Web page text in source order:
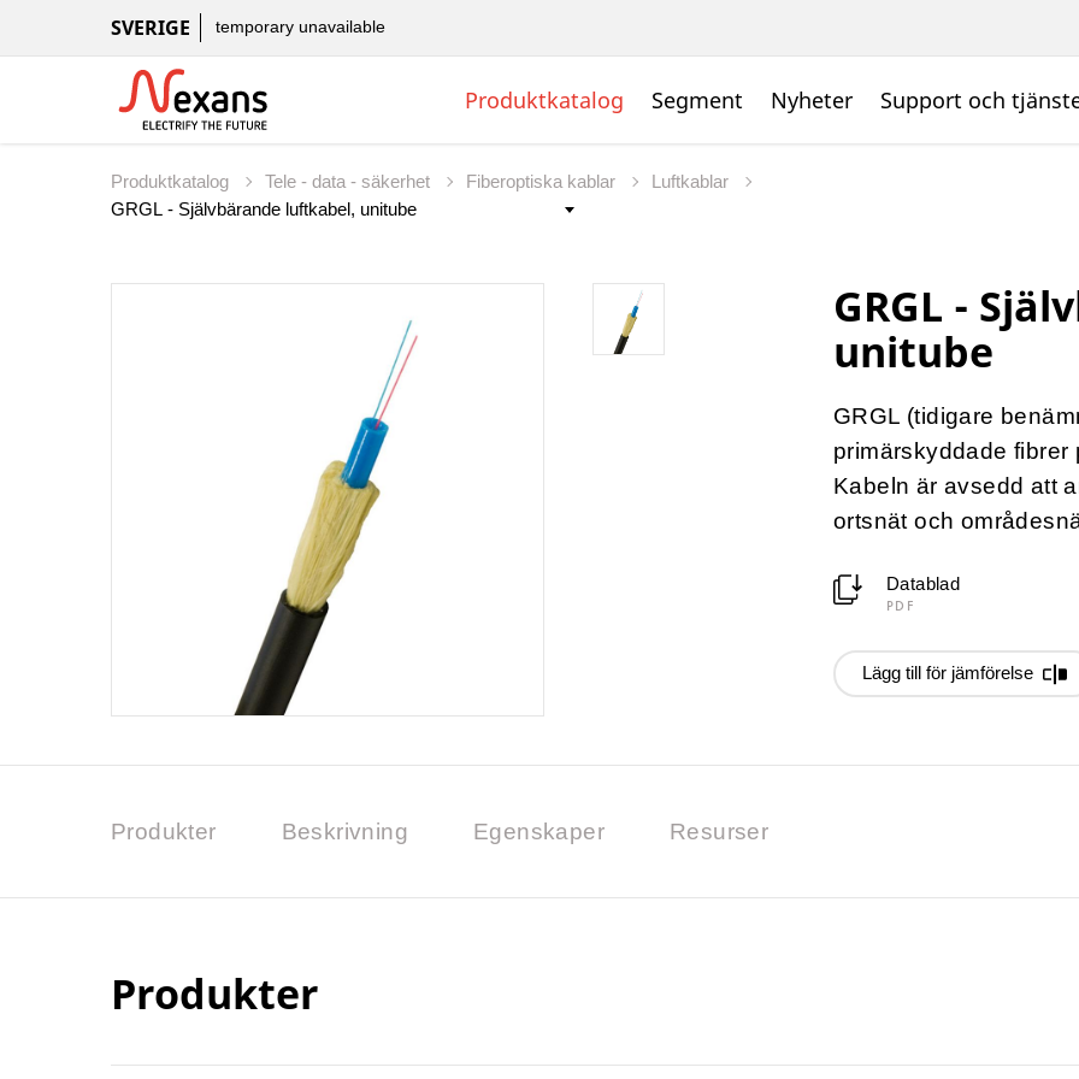
SVERIGE temporary unavailable
Produktkatalog Segment Nyheter Support och
Produktkatalog Tele - data - säkerhet Fiberoptiska kablar Luftkablar
GRGL -
unitube
GRGL (tidigare
primärskyddade fibrer
Kabeln är avsedd att
ortsnät och
Datablad
PDF
Lägg till för jämförelse
Produkter Beskrivning Egenskaper Resurser
Produkter